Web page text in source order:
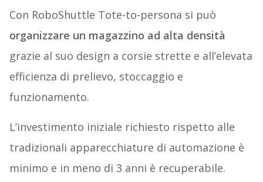
Con RoboShuttle Tote-to-persona si può
organizzare un magazzino ad alta densità
grazie al suo design a corsie strette e all’elevata
efficienza di prelievo, stoccaggio e
funzionamento.
L’investimento iniziale richiesto rispetto alle
tradizionali apparecchiature di automazione è
minimo e in meno di 3 anni è recuperabile.